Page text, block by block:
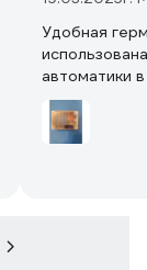
Удобная
автоматики